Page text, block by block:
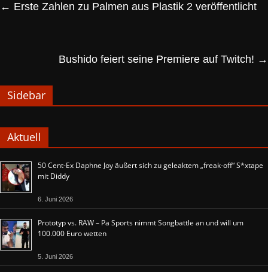
← Erste Zahlen zu Palmen aus Plastik 2 veröffentlicht
Bushido feiert seine Premiere auf Twitch! →
Sidebar
Aktuell
50 Cent-Ex Daphne Joy äußert sich zu geleaktem „freak-off“ S*xtape
mit Diddy
6. Juni 2026
Prototyp vs. RAW – Pa Sports nimmt Songbattle an und will um
100.000 Euro wetten
5. Juni 2026